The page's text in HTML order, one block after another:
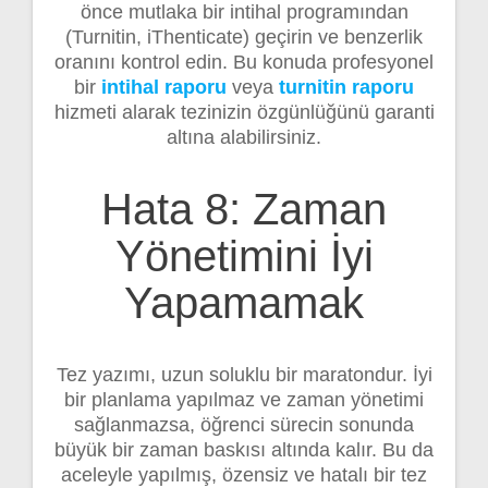
önce mutlaka bir intihal programından
(Turnitin, iThenticate) geçirin ve benzerlik
oranını kontrol edin. Bu konuda profesyonel
bir intihal raporu veya turnitin raporu
hizmeti alarak tezinizin özgünlüğünü garanti
altına alabilirsiniz.
Hata 8: Zaman
Yönetimini İyi
Yapamamak
Tez yazımı, uzun soluklu bir maratondur. İyi
bir planlama yapılmaz ve zaman yönetimi
sağlanmazsa, öğrenci sürecin sonunda
büyük bir zaman baskısı altında kalır. Bu da
aceleyle yapılmış, özensiz ve hatalı bir tez